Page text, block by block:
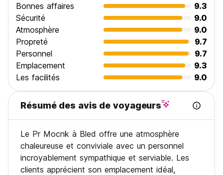
translated from original language)
Bonnes affaires
9.3
Sécurité
9.0
Atmosphère
9.0
Propreté
9.7
Personnel
9.7
Emplacement
9.3
Les facilités
9.0
Résumé des avis de voyageurs
Le Pr Mocnk à Bled offre une atmosphère
chaleureuse et conviviale avec un personnel
incroyablement sympathique et serviable. Les
clients apprécient son emplacement idéal,